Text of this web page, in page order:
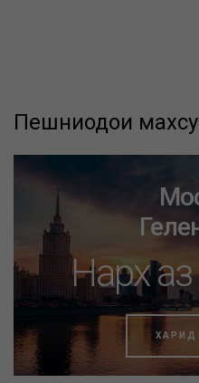
Пешниҳодҳои
Нарх
ХАРИД